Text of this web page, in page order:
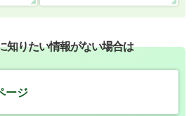
知りたい情報がない場合は
ージ